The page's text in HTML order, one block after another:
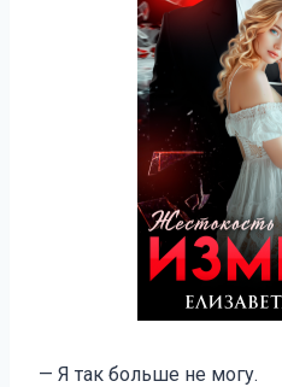
— Я так больше не могу.